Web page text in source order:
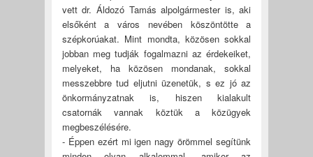
vett dr. Áldozó Tamás alpolgármester is, aki
elsőként a város nevében köszöntötte a
szépkorúakat. Mint mondta, közösen sokkal
jobban meg tudják fogalmazni az érdekeiket,
melyeket, ha közösen mondanak, sokkal
messzebbre tud eljutni üzenetük, s ez jó az
önkormányzatnak is, hiszen kialakult
csatornák vannak köztük a közügyek
megbeszélésére.
- Éppen ezért mi igen nagy örömmel segítünk